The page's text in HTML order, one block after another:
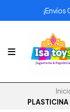
PLASTICINA